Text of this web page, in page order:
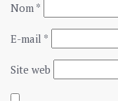
Nom *
E-mail *
Site web